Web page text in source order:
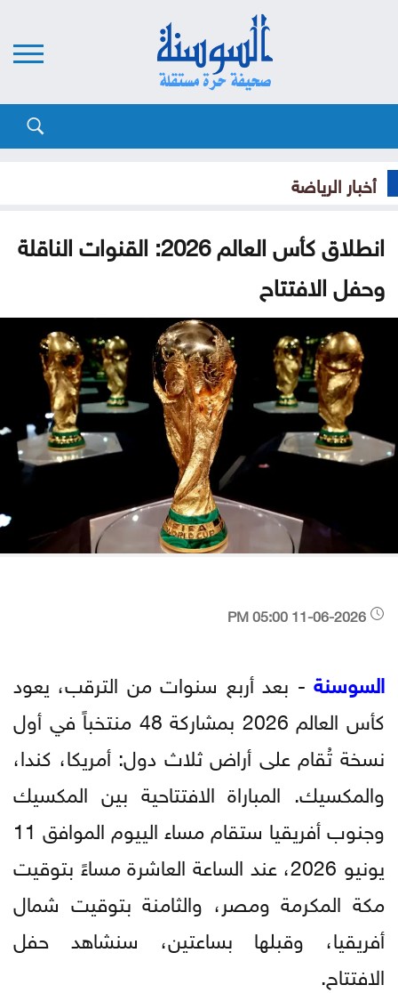
أخبار الرياضة
انطلاق كأس العالم 2026: القنوات الناقلة
وحفل الافتتاح
السوسنة - بعد أربع سنوات من الترقب، يعود
كأس العالم 2026 بمشاركة 48 منتخباً في أول
نسخة تُقام على أراض ثلاث دول: أمريكا، كندا،
والمكسيك. المباراة الافتتاحية بين المكسيك
وجنوب أفريقيا ستقام مساء الييوم الموافق 11
يونيو 2026، عند الساعة العاشرة مساءً بتوقيت
مكة المكرمة ومصر، والثامنة بتوقيت شمال
أفريقيا، وقبلها بساعتين، سنشاهد حفل
الافتتاح.